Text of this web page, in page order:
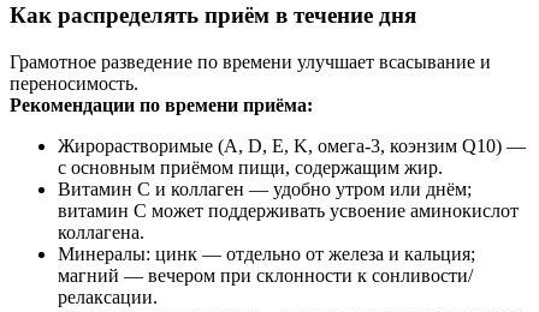
Как распределять приём в течение дня
Грамотное разведение по времени улучшает всасывание и
переносимость.
Рекомендации по времени приёма:
Жирорастворимые (A, D, E, K, омега‑3, коэнзим Q10) —
с основным приёмом пищи, содержащим жир.
Витамин C и коллаген — удобно утром или днём;
витамин C может поддерживать усвоение аминокислот
коллагена.
Минералы: цинк — отдельно от железа и кальция;
магний — вечером при склонности к сонливости/
релаксации.